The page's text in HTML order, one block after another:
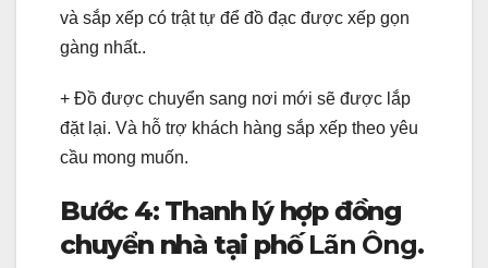
và sắp xếp có trật tự để đồ đạc được xếp gọn
gàng nhất..
+ Đồ được chuyển sang nơi mới sẽ được lắp
đặt lại. Và hỗ trợ khách hàng sắp xếp theo yêu
cầu mong muốn.
Bước 4: Thanh lý hợp đồng
chuyển nhà tại phốLãn Ông.